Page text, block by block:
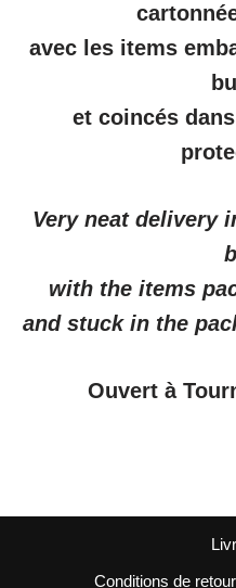
avec les items
et coincés
Very neat delivery
with the items
and stuck in the
Ouvert à
Conditions de